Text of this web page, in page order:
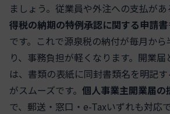
ましょう。従業員や外注への支払があ
得税の納期の特例承認に関する申請書
です。これで源泉税の納付が毎月から
り、事務負担が軽くなります。開業
は、書類の表紙に同封書類名を明記
がスムーズです。 個人事業主開業届の
で、郵送・窓口・e-Taxいずれも対応で